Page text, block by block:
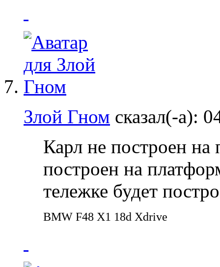
Злой Гном сказал(-а):
Карл не построен на
построен на
тележке будет
BMW F48 X1 18d Xdrive